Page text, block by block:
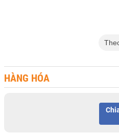
HÀNG HÓA